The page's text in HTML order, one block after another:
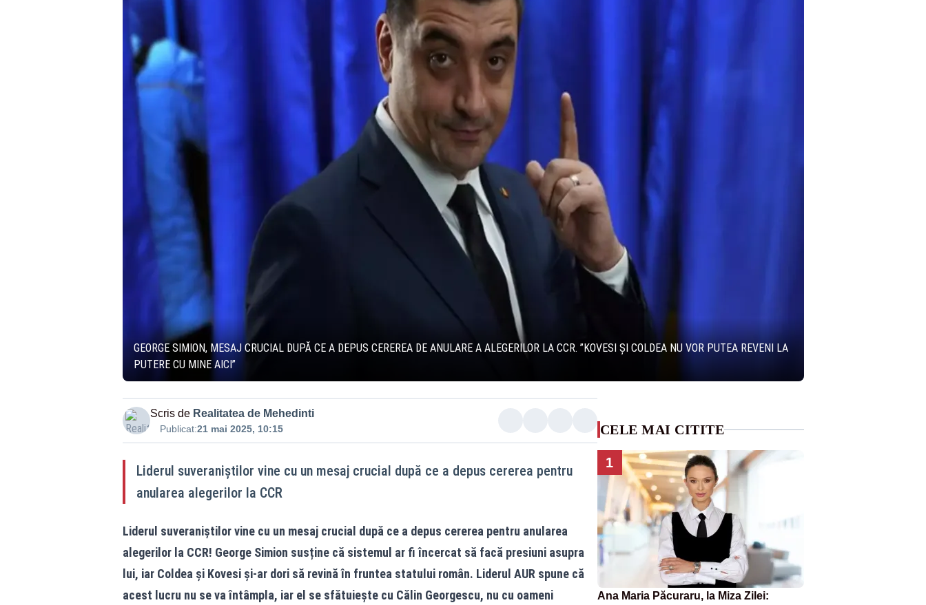
GEORGE SIMION, MESAJ CRUCIAL DUPĂ CE A DEPUS CEREREA DE ANULARE A ALEGERILOR LA CCR. ”KOVESI ȘI COLDEA NU VOR PUTEA REVENI LA
PUTERE CU MINE AICI”
Scris de Realitatea de Mehedinti
Publicat:21 mai 2025, 10:15
Liderul suveraniștilor vine cu un mesaj crucial după ce a depus cererea pentru
anularea alegerilor la CCR
Liderul suveraniștilor vine cu un mesaj crucial după ce a depus cererea pentru anularea
alegerilor la CCR! George Simion susține că sistemul ar fi încercat să facă presiuni asupra
lui, iar Coldea și Kovesi și-ar dori să revină în fruntea statului român. Liderul AUR spune că
acest lucru nu se va întâmpla, iar el se sfătuiește cu Călin Georgescu, nu cu oameni
CELE MAI CITITE
1
Ana Maria Păcuraru, la Miza Zilei: